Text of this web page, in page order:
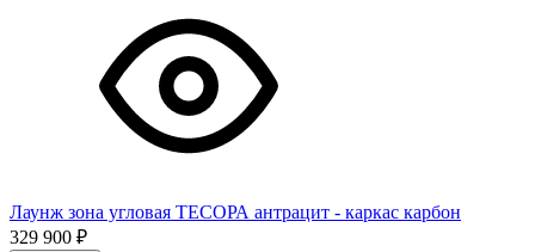
Лаунж зона угловая ТЕСОРА антрацит - каркас карбон
329 900 ₽